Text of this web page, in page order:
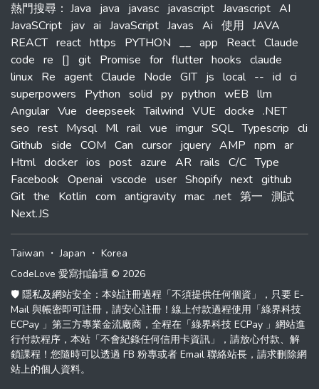
熱門搜尋 ： Java java javasc javascript Javascript AI
JavaSCript jav ai JavaScript Javas Ai 使用 JAVA
REACT react https PYTHON __ app React Claude
code re [] git Promise for flutter hooks claude
linux Re agent Claude Node GIT js local -- id ci
superpowers
Python solid py python wEB llm
Angular Vue deepseek Tailwind VUE docke .NET
seo rest Mysql Ml rail vue imgur SQL Typescrip cli
Github side COM Can cursor jquery AMP npm ar
Html docker ios post azure AR rails C/C Type
Facebook Openai vscode user Shopify next github
Git the Kotlin com antigravity mac .net 第一 測試
Next.JS
Taiwan ・Japan ・ Korea
CodeLove 愛寫扣論壇 © 2026
🛡️ 隱私及網站安全：本站註冊過程「不須提供任何個資」，只要 E-
Mail 與帳密即可註冊，請安心註冊！線上付款過程使用「綠界科技
ECPay 」第三方專業金流廠商，全程在「綠界科技 ECPay 」網站進
行付款程序，本站「不會紀錄任何信用卡資訊」，請放心付款、解
鎖課程！您隨時可以透過 FB 粉專或者 Email 聯絡站長，請求刪除網
站上的個人資料。